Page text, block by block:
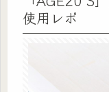
使用レポ